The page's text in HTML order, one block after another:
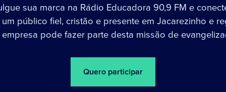
sua marca na Rádio Educadora 90,9 FM e
público fiel, cristão e presente em Jacarezinho e
empresa pode fazer parte desta missão de
Quero participar